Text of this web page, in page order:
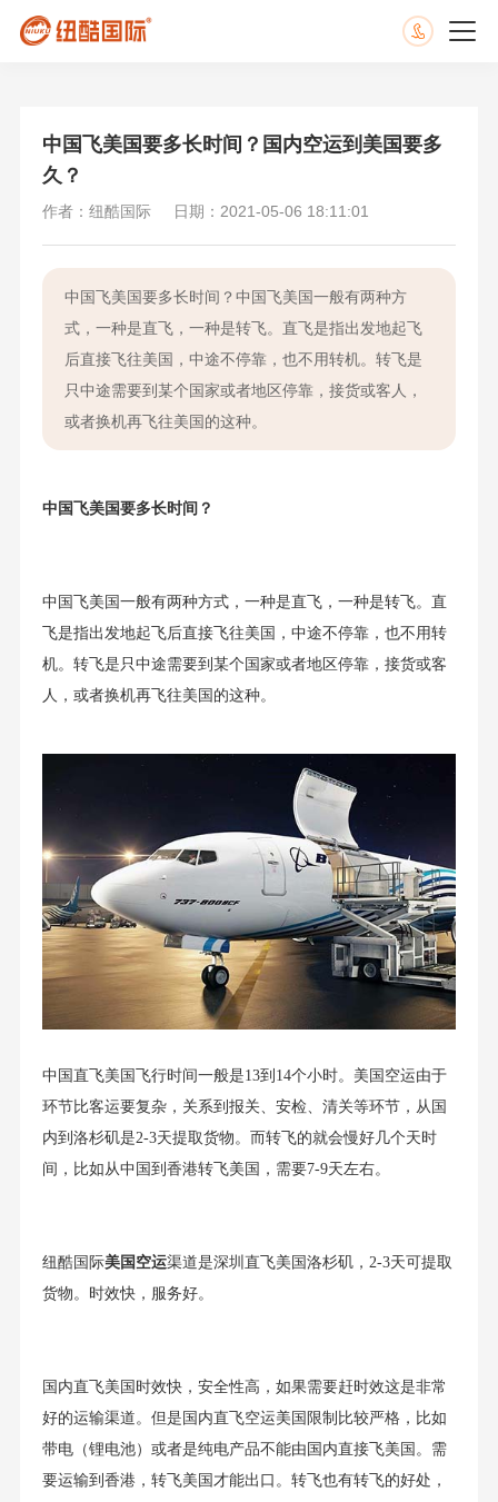
中国飞美国要多长时间？国内空运到美国要多
久？
作者：纽酷国际 日期：2021-05-06 18:11:01
中国飞美国要多长时间？中国飞美国一般有两种方
式，一种是直飞，一种是转飞。直飞是指出发地起飞
后直接飞往美国，中途不停靠，也不用转机。转飞是
只中途需要到某个国家或者地区停靠，接货或客人，
或者换机再飞往美国的这种。
中国飞美国要多长时间？
中国飞美国一般有两种方式，一种是直飞，一种是转飞。直
飞是指出发地起飞后直接飞往美国，中途不停靠，也不用转
机。转飞是只中途需要到某个国家或者地区停靠，接货或客
人，或者换机再飞往美国的这种。
中国直飞美国飞行时间一般是13到14个小时。美国空运由于
环节比客运要复杂，关系到报关、安检、清关等环节，从国
内到洛杉矶是2-3天提取货物。而转飞的就会慢好几个天时
间，比如从中国到香港转飞美国，需要7-9天左右。
纽酷国际美国空运渠道是深圳直飞美国洛杉矶，2-3天可提取
货物。时效快，服务好。
国内直飞美国时效快，安全性高，如果需要赶时效这是非常
好的运输渠道。但是国内直飞空运美国限制比较严格，比如
带电（锂电池）或者是纯电产品不能由国内直接飞美国。需
要运输到香港，转飞美国才能出口。转飞也有转飞的好处，